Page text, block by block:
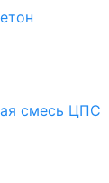
смесь ЦПС